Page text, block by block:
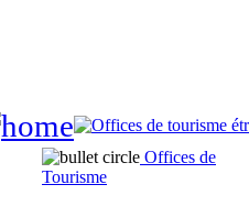
Offices de
Tourisme